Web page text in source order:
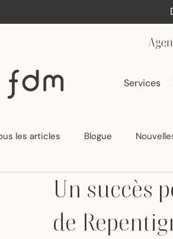
Services
les articles Blogue
Un succès
de